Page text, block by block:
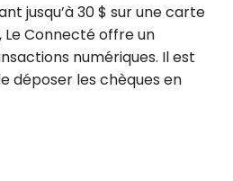
jusqu’à 30 $ sur une carte
Connecté offre un
numériques. Il est
déposer les chèques en